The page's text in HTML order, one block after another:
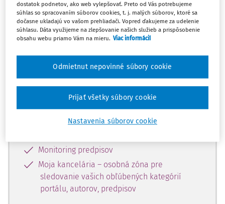
Celý odborný obsah z tejto oblasti je
dostupný predplatiteľom portálu.
obsahu a získajte prístup na 10 dní
zdarma, stačí sa len zaregistrovať.
Vďaka registrácii získate prístup aj k
vybranému obsahu:
Monitoring predpisov
Moja kancelária – osobná zóna pre
sledovanie vašich obľúbených kategórií
portálu, autorov, predpisov
dostatok podnetov, ako web vylepšovať. Preto od Vás potrebujeme
súhlas so spracovaním súborov cookies, t. j. malých súborov, ktoré sa
dočasne ukladajú vo vašom prehliadači. Vopred ďakujeme za udelenie
súhlasu. Dáta využijeme na zlepšovanie našich služieb a prispôsobenie
obsahu webu priamo Vám na mieru. Viac informácií
Nastavenia súborov cookie
Odmietnut nepovinné súbory cookie
Prijať všetky súbory cookie